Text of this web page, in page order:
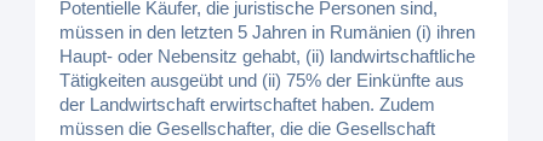
Potentielle Käufer, die juristische Personen sind,
müssen in den letzten 5 Jahren in Rumänien (i) ihren
Haupt- oder Nebensitz gehabt, (ii) landwirtschaftliche
Tätigkeiten ausgeübt und (ii) 75% der Einkünfte aus
der Landwirtschaft erwirtschaftet haben. Zudem
müssen die Gesellschafter, die die Gesellschaft